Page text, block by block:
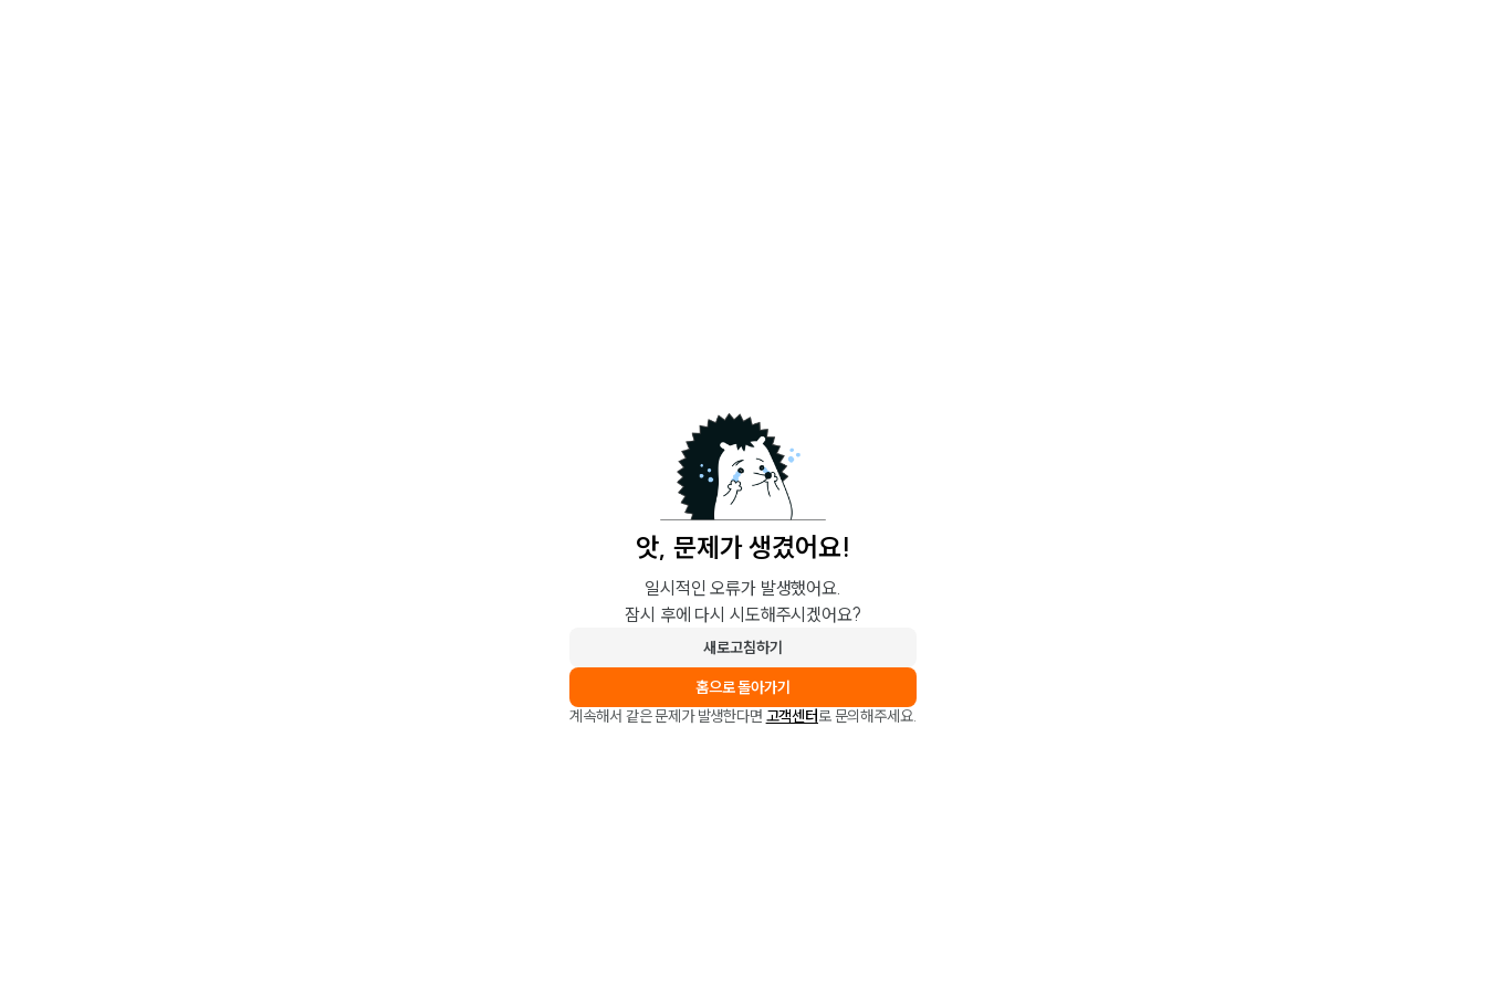
앗, 문제가 생겼어요!
일시적인 오류가 발생했어요.
잠시 후에 다시 시도해주시겠어요?
새로고침하기
홈으로 돌아가기
계속해서 같은 문제가 발생한다면 고객센터로 문의해주세요.